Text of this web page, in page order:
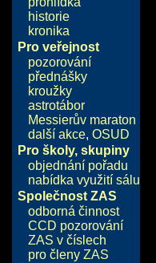
historie
kronika
Pro veřejnost
pozorování
přednášky
kroužky
astrotábor
Messierův maraton
další akce, OSUD
Pro školy, skupiny
objednání pořadu
nabídka využití sálu
Společnost ZAS
odborná činnost
CCD pozorování
ZAS v číslech
pro členy ZAS